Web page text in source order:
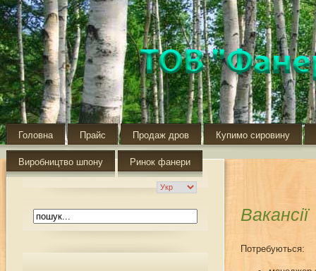
Головна Прайс Продаж дров Купимо сировину
Виробництво шпону Ринок фанери
Вакансії
Потребуються: